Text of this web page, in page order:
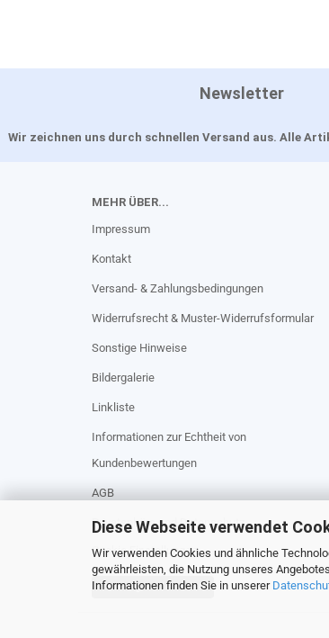
Diese Webseite verwendet
Wir verwenden Cookies und ähnliche
gewährleisten, die Nutzung unseres
Informationen finden Sie in unserer
Newsletter
Wir zeichnen uns durch schnellen Versand aus. Alle
MEHR ÜBER...
Impressum
Kontakt
Versand- & Zahlungsbedingungen
Widerrufsrecht & Muster-Widerrufsformular
Sonstige Hinweise
Bildergalerie
Linkliste
Informationen zur Echtheit von
Kundenbewertungen
AGB
Privatsphäre und Datenschutz
Cookie Einstellungen
Vertrag widerrufen